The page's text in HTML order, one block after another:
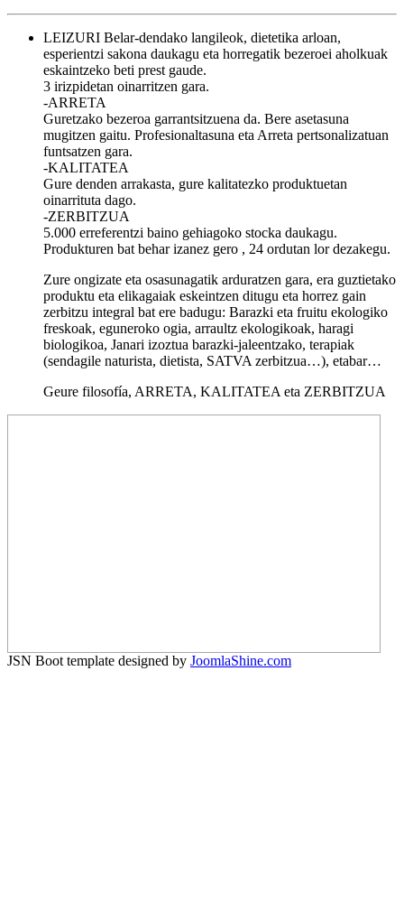
LEIZURI Belar-dendako langileok, dietetika arloan,
esperientzi sakona daukagu eta horregatik bezeroei aholkuak
eskaintzeko beti prest gaude.
3 irizpidetan oinarritzen gara.
-ARRETA
Guretzako bezeroa garrantsitzuena da. Bere asetasuna
mugitzen gaitu. Profesionaltasuna eta Arreta pertsonalizatuan
funtsatzen gara.
-KALITATEA
Gure denden arrakasta, gure kalitatezko produktuetan
oinarrituta dago.
-ZERBITZUA
5.000 erreferentzi baino gehiagoko stocka daukagu.
Produkturen bat behar izanez gero , 24 ordutan lor dezakegu.
Zure ongizate eta osasunagatik arduratzen gara, era guztietako
produktu eta elikagaiak eskeintzen ditugu eta horrez gain
zerbitzu integral bat ere badugu: Barazki eta fruitu ekologiko
freskoak, eguneroko ogia, arraultz ekologikoak, haragi
biologikoa, Janari izoztua barazki-jaleentzako, terapiak
(sendagile naturista, dietista, SATVA zerbitzua…), etabar…
Geure filosofía, ARRETA, KALITATEA eta ZERBITZUA
JSN Boot template designed by JoomlaShine.com